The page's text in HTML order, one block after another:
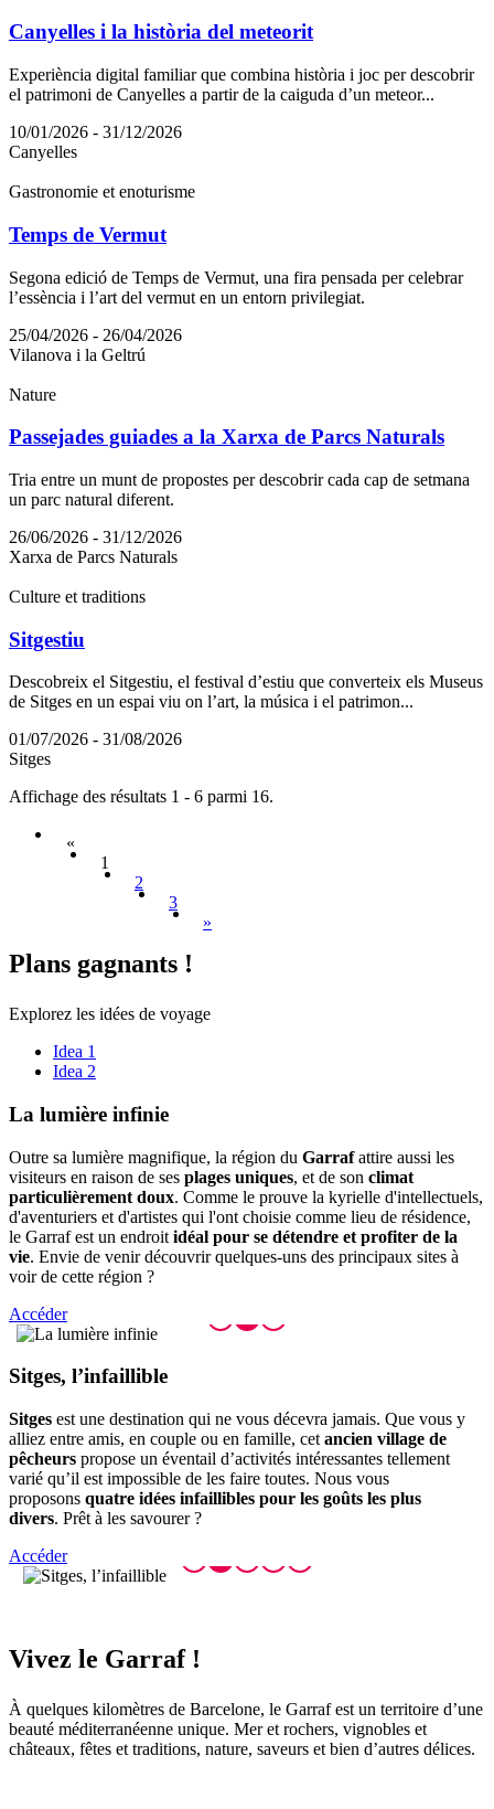
Canyelles i la història del meteorit
Experiència digital familiar que combina història i joc per descobrir
el patrimoni de Canyelles a partir de la caiguda d’un meteor...
10/01/2026 - 31/12/2026
Canyelles
Gastronomie et enoturisme
Temps de Vermut
Segona edició de Temps de Vermut, una fira pensada per celebrar
l’essència i l’art del vermut en un entorn privilegiat.
25/04/2026 - 26/04/2026
Vilanova i la Geltrú
Nature
Passejades guiades a la Xarxa de Parcs Naturals
Tria entre un munt de propostes per descobrir cada cap de setmana
un parc natural diferent.
26/06/2026 - 31/12/2026
Xarxa de Parcs Naturals
Culture et traditions
Sitgestiu
Descobreix el Sitgestiu, el festival d’estiu que converteix els Museus
de Sitges en un espai viu on l’art, la música i el patrimon...
01/07/2026 - 31/08/2026
Sitges
Affichage des résultats 1 - 6 parmi 16.
«
1
2
3
»
Plans gagnants !
Explorez les idées de voyage
Idea 1
Idea 2
La lumière infinie
Outre sa lumière magnifique, la région du Garrafattire aussi les
visiteurs en raison de ses plages uniques, et de son climat
particulièrement doux. Comme le prouve la kyrielle d'intellectuels,
d'aventuriers et d'artistes qui l'ont choisie comme lieu de résidence,
le Garraf est un endroit idéal pour se détendre et profiter de la
vie. Envie de venir découvrir quelques-uns des principaux sites à
voir de cette région ?
Accéder
Sitges, l’infaillible
Sitges est une destination qui ne vous décevra jamais. Que vous y
alliez entre amis, en couple ou en famille, cet ancien village de
pêcheurs propose un éventail d’activités intéressantes tellement
varié qu’il est impossible de les faire toutes. Nous vous
proposons quatre idées infaillibles pour les goûts les plus
divers. Prêt à les savourer ?
Accéder
Vivez le Garraf !
À quelques kilomètres de Barcelone, le Garraf est un territoire d’une
beauté méditerranéenne unique. Mer et rochers, vignobles et
châteaux, fêtes et traditions, nature, saveurs et bien d’autres délices.